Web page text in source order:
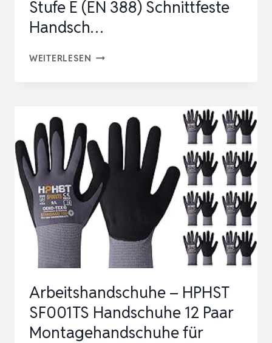
Stufe E (EN 388) Schnittfeste
Handsch…
WEITERLESEN TWINZEE
STÜCK
–
1
PAAR
STUFE
E
388)
HANDSCH…
Arbeitshandschuhe – HPHST
SF001TS Handschuhe 12 Paar
Montagehandschuhe für